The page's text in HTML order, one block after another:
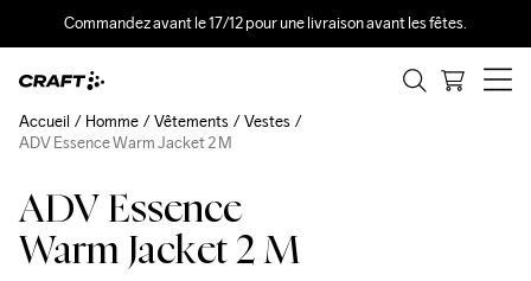
Commandez avant le 17/12 pour une livraison avant les fêtes.
ADV Essence
Warm Jacket 2 M
Accueil Homme Vêtements
Vestes
ADV Essence Warm Jacket 2 M
Outlet